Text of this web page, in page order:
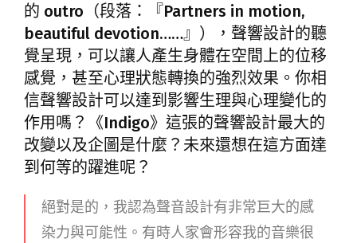
的 outro（段落：『Partners in motion,
beautiful devotion……』），聲響設計的聽
覺呈現，可以讓人產生身體在空間上的位移
感覺，甚至心理狀態轉換的強烈效果。你相
信聲響設計可以達到影響生理與心理變化的
作用嗎？《Indigo》這張的聲響設計最大的
改變以及企圖是什麼？未來還想在這方面達
到何等的躍進呢？
絕對是的，我認為聲音設計有非常巨大的感
染力與可能性。有時人家會形容我的音樂很